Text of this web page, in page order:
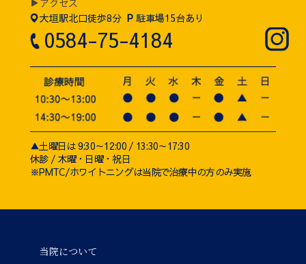
▶アクセス
大垣駅北口徒歩8分 P 駐車場15台あり
0584-75-4184
▲土曜日は 9:30～12:00 / 13:30～17:30
休診 / 木曜・日曜・祝日
※PMTC/ホワイトニングは当院で治療中の方のみ実施
当院について